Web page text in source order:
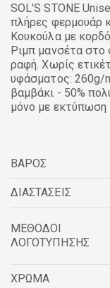
SOL'S STONE
πλήρες φερμουάρ
Κουκούλα με
Ριμπ μανσέτα στο
ραφή. Χωρίς
υφάσματος: 260g/
βαμβάκι - 50%
μόνο με εκτύπωση
ΒΑΡΟΣ
ΔΙΑΣΤΑΣΕΙΣ
ΜΕΘΟΔΟΙ
ΛΟΓΟΤΥΠΗΣΗΣ
ΧΡΩΜΑ